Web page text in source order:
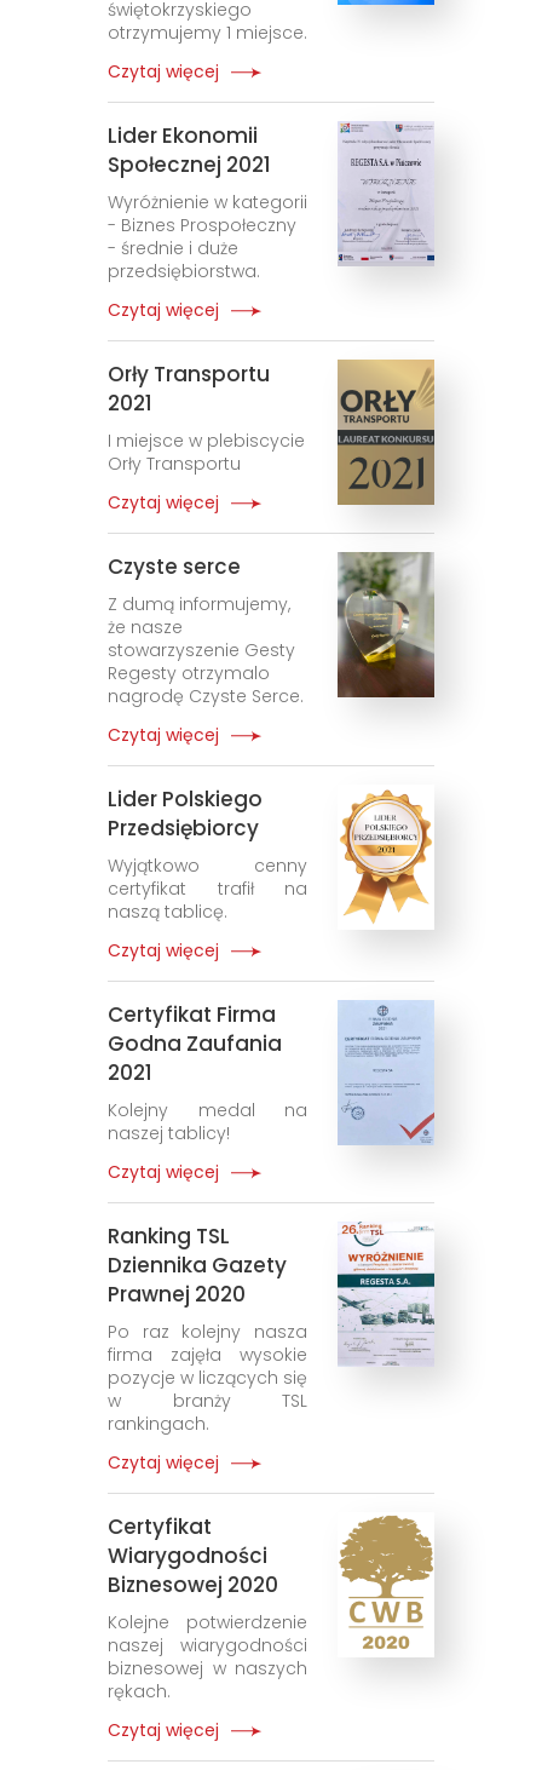
świętokrzyskiego
otrzymujemy 1 miejsce.
Czytaj więcej
Lider Ekonomii
Społecznej 2021
Wyróżnienie w kategorii
- Biznes Prospołeczny
- średnie i duże
przedsiębiorstwa.
Czytaj więcej
Orły Transportu
2021
I miejsce w plebiscycie
Orły Transportu
Czytaj więcej
Czyste serce
Z dumą informujemy,
że nasze
stowarzyszenie Gesty
Regesty otrzymalo
nagrodę Czyste Serce.
Czytaj więcej
Lider Polskiego
Przedsiębiorcy
Wyjątkowo cenny
certyfikat trafił na
naszą tablicę.
Czytaj więcej
Certyfikat Firma
Godna Zaufania
2021
Kolejny medal na
naszej tablicy!
Czytaj więcej
Ranking TSL
Dziennika Gazety
Prawnej 2020
Po raz kolejny nasza
firma zajęła wysokie
pozycje w liczących się
w branży TSL
rankingach.
Czytaj więcej
Certyfikat
Wiarygodności
Biznesowej 2020
Kolejne potwierdzenie
naszej wiarygodności
biznesowej w naszych
rękach.
Czytaj więcej